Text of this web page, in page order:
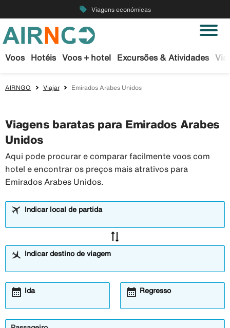
local_offer Viagens económicas
Voos Hotéis Voos + hotel Excursões & Atividades
AIRNGO Viajar Emirados Arabes Unidos
Viagens baratas para Emirados Arabes
Unidos
Aqui pode procurar e comparar facilmente voos com
hotel e encontrar os preços mais atrativos para
Emirados Arabes Unidos.
Indicar local de partida
sync_alt
Indicar destino de viagem
Ida
calendar_month Regresso
calendar_month